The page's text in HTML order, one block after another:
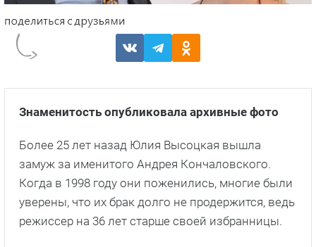
Знаменитость опубликовала архивные фото
Более 25 лет назад Юлия Высоцкая вышла
замуж за именитого Андрея Кончаловского.
Когда в 1998 году они поженились, многие были
уверены, что их брак долго не продержится, ведь
режиссер на 36 лет старше своей избранницы.